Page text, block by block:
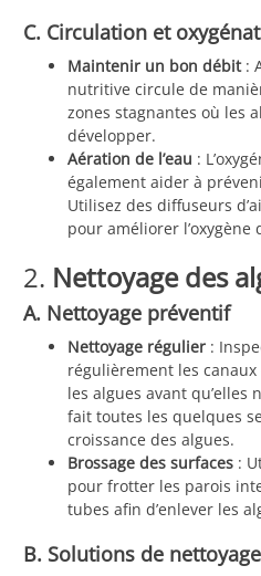
C. Circulation et
Maintenir un bon débit:
nutritive circule de
zones stagnantes où les
développer.
Aération de l’eau :
également aider à
Utilisez des diffuseurs
pour améliorer l’oxygène
2. Nettoyage des
A. Nettoyage préventif
Nettoyage régulier :
régulièrement les
les algues avant qu’elles
fait toutes les quelques
croissance des algues.
Brossage des surfaces :
pour frotter les parois
tubes afin d’enlever les
B. Solutions de nettoyage